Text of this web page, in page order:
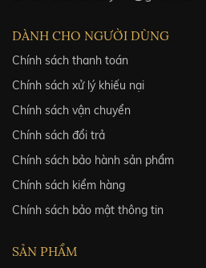
DÀNH CHO NGƯỜI DÙNG
Chính sách thanh toán
Chính sách xử lý khiếu nại
Chính sách vận chuyển
Chính sách đổi trả
Chính sách bảo hành sản phẩm
Chính sách kiểm hàng
Chính sách bảo mật thông tin
SẢN PHẨM